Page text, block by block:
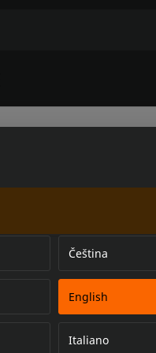
Čeština
English
Italiano